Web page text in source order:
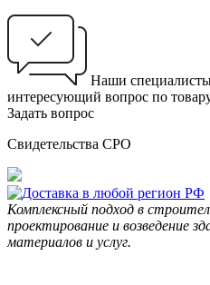
Наши
интересующий вопрос по
Задать вопрос
Свидетельства СРО
Комплексный подход в
проектирование и возведение
материалов и услуг.